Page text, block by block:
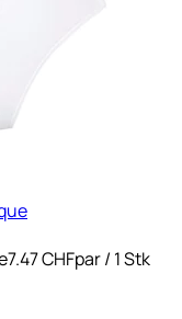
7.47 CHFpar/ 1 Stk